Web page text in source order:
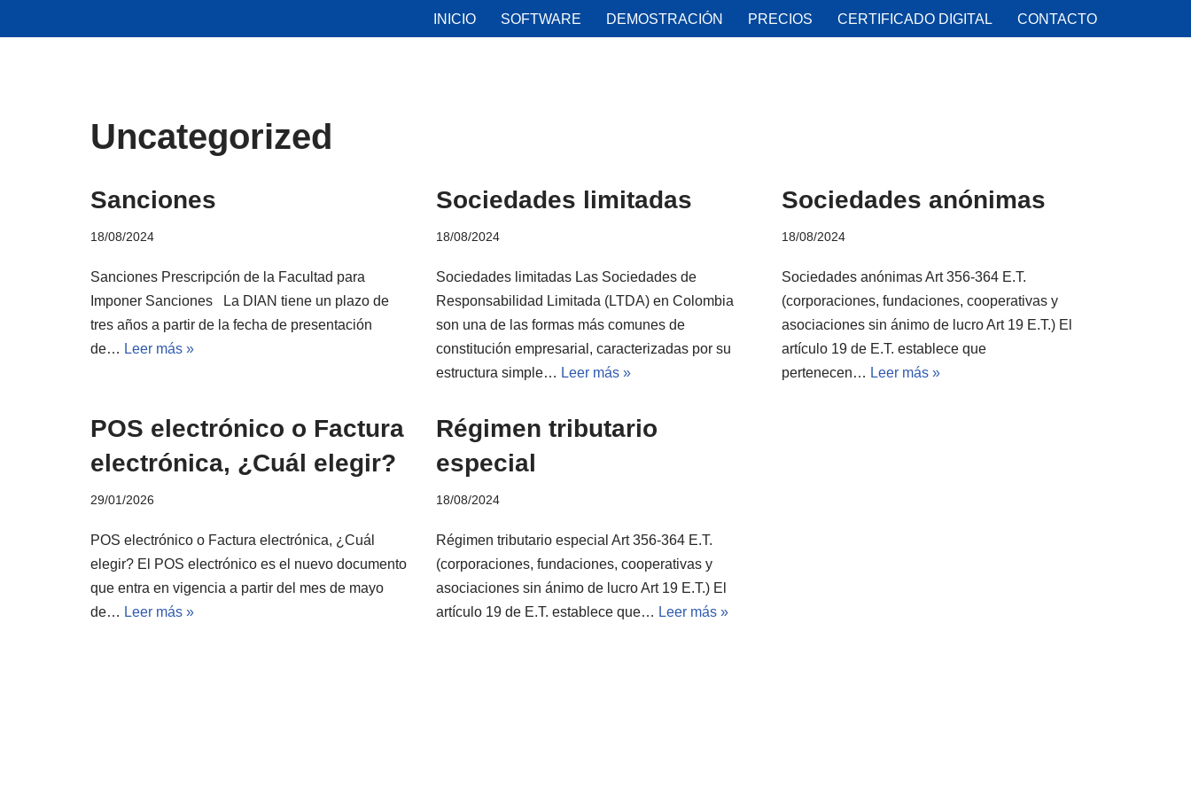
INICIO SOFTWARE DEMOSTRACIÓN PRECIOS CERTIFICADO DIGITAL CONTACTO
Uncategorized
Sanciones
18/08/2024
Sanciones Prescripción de la Facultad para
Imponer Sanciones La DIAN tiene un plazo de
tres años a partir de la fecha de presentación
de… Leer más »
Sociedades limitadas
18/08/2024
Sociedades limitadas Las Sociedades de
Responsabilidad Limitada (LTDA) en Colombia
son una de las formas más comunes de
constitución empresarial, caracterizadas por su
estructura simple… Leer más »
Sociedades anónimas
18/08/2024
Sociedades anónimas Art 356-364 E.T.
(corporaciones, fundaciones, cooperativas y
asociaciones sin ánimo de lucro Art 19 E.T.) El
artículo 19 de E.T. establece que
pertenecen… Leer más »
POS electrónico o Factura
electrónica, ¿Cuál elegir?
29/01/2026
POS electrónico o Factura electrónica, ¿Cuál
elegir? El POS electrónico es el nuevo documento
que entra en vigencia a partir del mes de mayo
de… Leer más »
Régimen tributario
especial
18/08/2024
Régimen tributario especial Art 356-364 E.T.
(corporaciones, fundaciones, cooperativas y
asociaciones sin ánimo de lucro Art 19 E.T.) El
artículo 19 de E.T. establece que… Leer más »